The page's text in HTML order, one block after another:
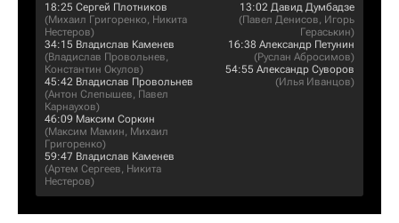
18:25 Сергей Плотников
(Михаил Григоренко, Никита
Нестеров)
34:15 Владислав Каменев
(Владислав Провольнев,
Константин Окулов)
45:42 Владислав Провольнев
(Антон Слепышев, Павел
Карнаухов)
46:09 Максим Соркин
(Максим Мамин, Михаил
Григоренко)
59:47 Владислав Каменев
(Артем Сергеев, Никита
Нестеров)
13:02 Давид Думбадзе
(Павел Денисов, Игорь
Гераськин)
16:38 Александр Петунин
(Руслан Абросимов)
54:55 Александр Суворов
(Илья Иванцов)